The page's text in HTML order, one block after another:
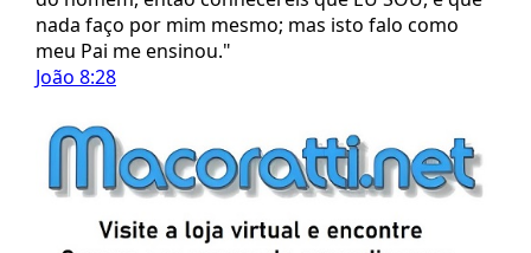
nada faço por mim mesmo; mas isto falo como
meu Pai me ensinou."
João 8:28